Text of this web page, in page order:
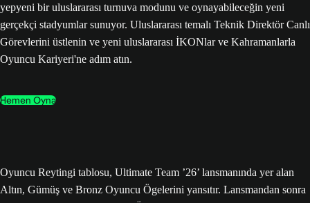
yepyeni bir uluslararası turnuva modunu ve oynayabileceğin yeni
gerçekçi stadyumlar sunuyor. Uluslararası temalı Teknik Direktör Canlı
Görevlerini üstlenin ve yeni uluslararası İKONlar ve Kahramanlarla
Oyuncu Kariyeri'ne adım atın.
Hemen Oyna
Oyuncu Reytingi tablosu, Ultimate Team ’26’ lansmanında yer alan
Altın, Gümüş ve Bronz Oyuncu Ögelerini yansıtır. Lansmandan sonra